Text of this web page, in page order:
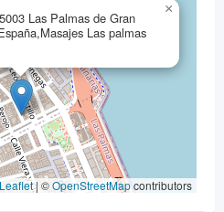
Las Palmas de Gran
Las palmas
×
Leaflet| ©OpenStreetMapcontributors